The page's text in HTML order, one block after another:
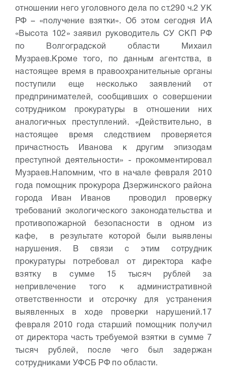
отношении него уголовного дела по ст.290 ч.2 УК
РФ – «получение взятки». Об этом сегодня ИА
«Высота 102» заявил руководитель СУ СКП РФ
по Волгоградской области Михаил
Музраев. Кроме того, по данным агентства, в
настоящее время в правоохранительные органы
поступили еще несколько заявлений от
предпринимателей, сообщивших о совершении
сотрудником прокуратуры в отношении них
аналогичных преступлений. «Действительно, в
настоящее время следствием проверяется
причастность Иванова к другим эпизодам
преступной деятельности» - прокомментировал
Музраев. Напомним, что в начале февраля 2010
года помощник прокурора Дзержинского района
города Иван Иванов проводил проверку
требований экологического законодательства и
противопожарной безопасности в одном из
кафе, в результате которой были выявлены
нарушения. В связи с этим сотрудник
прокуратуры потребовал от директора кафе
взятку в сумме 15 тысяч рублей за
непривлечение того к административной
ответственности и отсрочку для устранения
выявленных в ходе проверки нарушений. 17
февраля 2010 года старший помощник получил
от директора часть требуемой взятки в сумме 7
тысяч рублей, после чего был задержан
сотрудниками УФСБ РФ по области.